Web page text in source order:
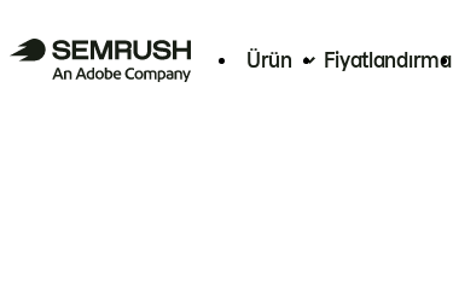
Ürün Fiyatlandırma